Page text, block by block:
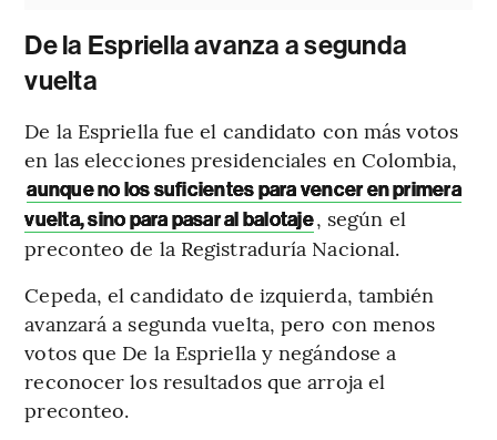
De la Espriella avanza a segunda
vuelta
De la Espriella fue el candidato con más votos
en las elecciones presidenciales en Colombia,
aunque no los suficientes para vencer en primera
vuelta, sino para pasar al balotaje, según el
preconteo de la Registraduría Nacional.
Cepeda, el candidato de izquierda, también
avanzará a segunda vuelta, pero con menos
votos que De la Espriella y negándose a
reconocer los resultados que arroja el
preconteo.